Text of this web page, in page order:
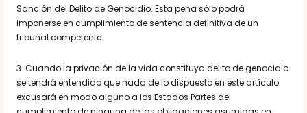
Sanción del Delito de Genocidio. Esta pena sólo podrá
imponerse en cumplimiento de sentencia definitiva de un
tribunal competente.
3. Cuando la privación de la vida constituya delito de genocidio
se tendrá entendido que nada de lo dispuesto en este artículo
excusará en modo alguno a los Estados Partes del